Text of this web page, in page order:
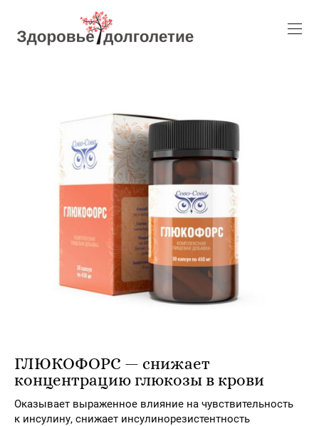
ГЛЮКОФОРС — снижает
концентрацию глюкозы в крови
Оказывает выраженное влияние на чувствительность
к инсулину, снижает инсулинорезистентность